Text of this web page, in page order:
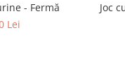
- Fermă
Lei
Joc